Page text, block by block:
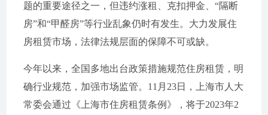
题的重要途径之一，但违约涨租、克扣押金、“隔断
房”和“甲醛房”等行业乱象仍时有发生。大力发展住
房租赁市场，法律法规层面的保障不可或缺。
今年以来，全国多地出台政策措施规范住房租赁，明
确行业规范，加强市场监管。11月23日，上海市人大
常委会通过《上海市住房租赁条例》，将于2023年2